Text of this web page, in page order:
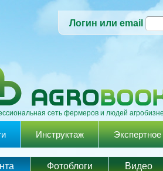
Логин или email
сеть фермеров и людей
меню
Инструктаж
Фотоблоги Видео